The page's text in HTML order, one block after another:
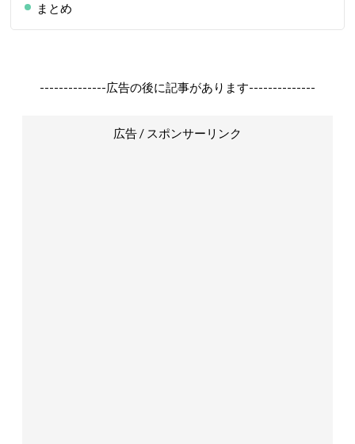
まとめ
--------------広告の後に記事があります--------------
広告 / スポンサーリンク